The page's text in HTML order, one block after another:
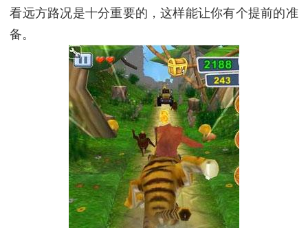
看远方路况是十分重要的，这样能让你有个提前的准
备。